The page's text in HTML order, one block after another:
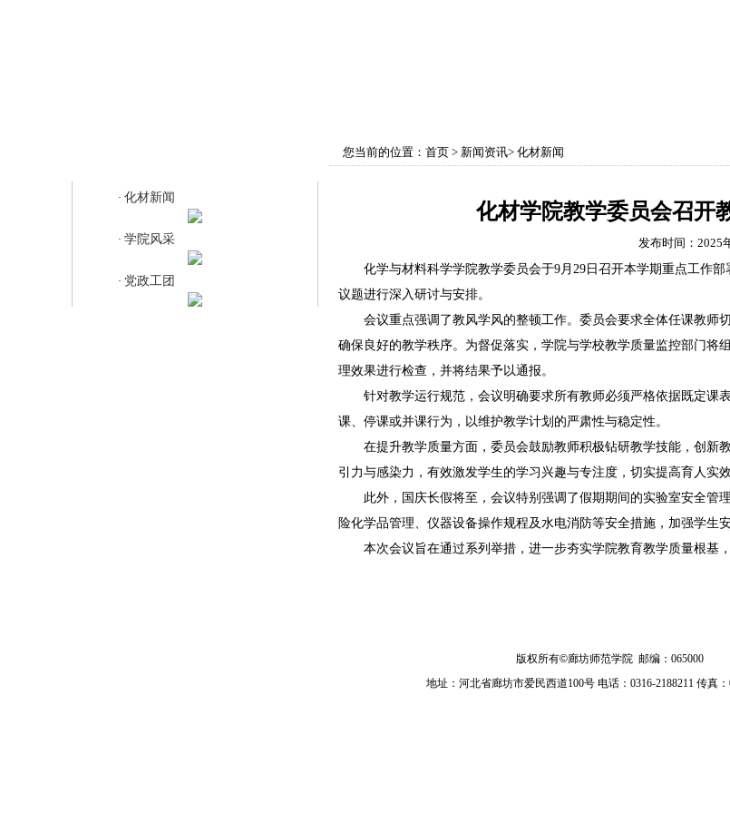
· 化材新闻
· 学院风采
· 党政工团
您当前的位置： 首页 > 新闻资讯> 化材新闻
化材学院教学委员会召开
发布时间：2025
化学与材料科学学院教学委员会于9月29日召开本学期重点工作
议题进行深入研讨与安排。
会议重点强调了教风学风的整顿工作。委员会要求全体任课教师
确保良好的教学秩序。为督促落实，学院与学校教学质量监控部门
理效果进行检查，并将结果予以通报。
针对教学运行规范，会议明确要求所有教师必须严格依据既定课
课、停课或并课行为，以维护教学计划的严肃性与稳定性。
在提升教学质量方面，委员会鼓励教师积极钻研教学技能，创新
引力与感染力，有效激发学生的学习兴趣与专注度，切实提高育人实效
此外，国庆长假将至，会议特别强调了假期期间的实验室安全
险化学品管理、仪器设备操作规程及水电消防等安全措施，加强学生
本次会议旨在通过系列举措，进一步夯实学院教育教学质量根基
版权所有©廊坊师范学院 邮编：065000
地址：河北省廊坊市爱民西道100号 电话：0316-2188211 传真：